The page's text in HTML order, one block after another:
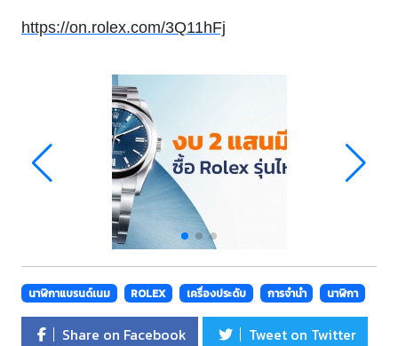
https://on.rolex.com/3Q11hFj
นาฬิกาแบรนด์เนม ROLEX เครื่องประดับ การจำนำ นาฬิกา
Share on Facebook Tweet on Twitter